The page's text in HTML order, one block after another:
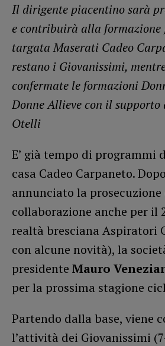
Il dirigente piacentino sarà
e contribuirà alla formazione
targata Maserati Cadeo
restano i Giovanissimi,
confermate le formazioni
Donne Allieve con il
Otelli
E’ già tempo di programmi
casa Cadeo Carpaneto.
annunciato la prosecuzione
collaborazione anche per il
realtà bresciana Aspiratori
con alcune novità), la
presidente Mauro
per la prossima stagione
Partendo dalla base, viene
l’attività dei Giovanissimi